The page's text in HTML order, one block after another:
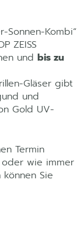
Sonnen-Kombi“
ZEISS
und bis zu
Gläser gibt
und
Gold UV-
Termin
oder wie immer
können Sie